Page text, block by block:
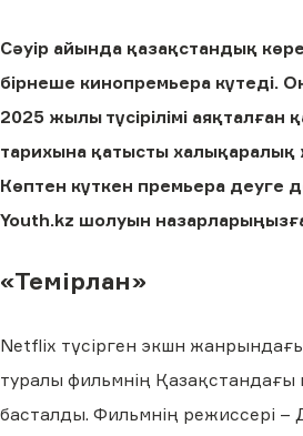
Сәуір айында қазақстандық
бірнеше кинопремьера күтеді.
2025 жылы түсірілімі аяқталған
тарихына қатысты халықаралық
Көптен күткен премьера деуге
Youth.kz шолуын
«Темірлан»
Netflix түсірген экшн
туралы фильмнің Қазақстандағы
басталды. Фильмнің режиссері –